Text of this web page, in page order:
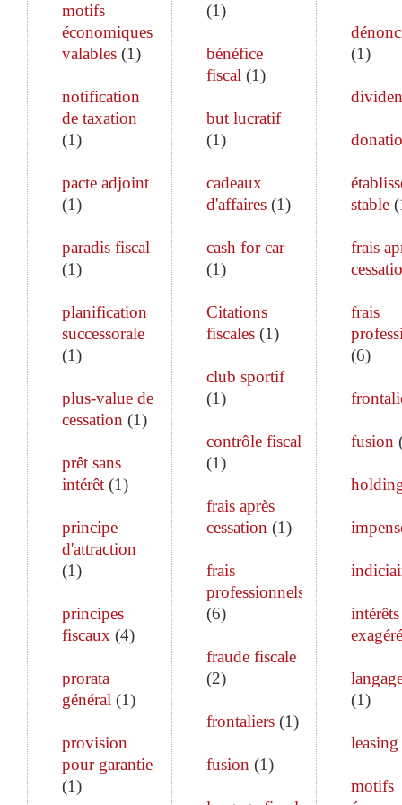
motifs
économiques
valables (1)
notification
de taxation
(1)
pacte adjoint
(1)
paradis fiscal
(1)
planification
successorale
(1)
plus-value de
cessation (1)
prêt sans
intérêt (1)
principe
d'attraction
(1)
principes
fiscaux (4)
prorata
général (1)
provision
pour garantie
(1)
(1)
bénéfice
fiscal (1)
but lucratif
(1)
cadeaux
d'affaires(1)
cash for car
(1)
Citations
fiscales(1)
club sportif
(1)
contrôle fiscal
(1)
frais après
cessation (1)
frais
professionnels
(6)
fraude fiscale
(2)
frontaliers(1)
fusion (1)
(1)
stable(
frais
frais
(6)
fusion
intérêts
(1)
leasing
motifs